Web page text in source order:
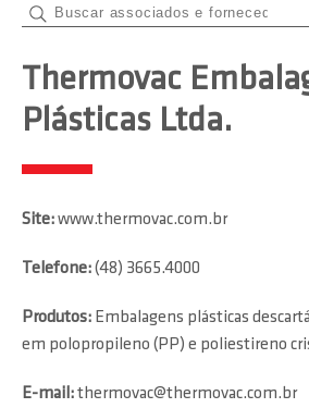
Thermovac
Plásticas Ltda.
Site:www.thermovac.com.br
Telefone:(48) 3665.4000
Produtos: Embalagens plásticas
em polopropileno (PP) e poliestireno
E-mail:thermovac@thermovac.com.br